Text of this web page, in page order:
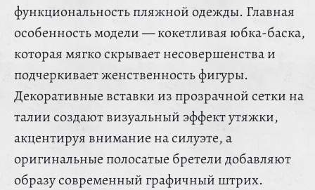
функциональность пляжной одежды. Главная
особенность модели — кокетливая юбка-баска,
которая мягко скрывает несовершенства и
подчеркивает женственность фигуры.
Декоративные вставки из прозрачной сетки на
талии создают визуальный эффект утяжки,
акцентируя внимание на силуэте, а
оригинальные полосатые бретели добавляют
образу современный графичный штрих.